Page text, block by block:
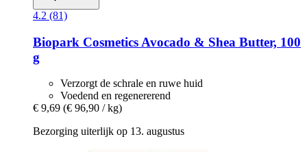
4.2 (81)
Biopark Cosmetics Avocado & Shea Butter, 100
g
Verzorgt de schrale en ruwe huid
Voedend en regenererend
€ 9,69 (€ 96,90 / kg)
Bezorging uiterlijk op 13. augustus